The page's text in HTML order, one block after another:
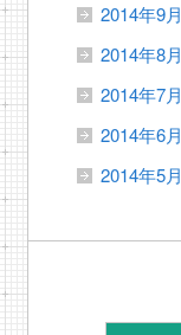
2014年9月
2014年8月
2014年7月
2014年6月
2014年5月